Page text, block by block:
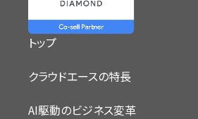
トップ
クラウドエースの特長
AI駆動のビジネス変革